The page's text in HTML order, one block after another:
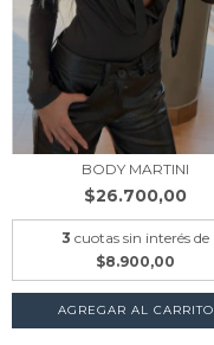
BODY MARTINI
$26.700,00
3 cuotas sin interés de
$8.900,00
AGREGAR AL CARRITO